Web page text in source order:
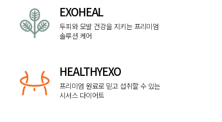
EXOHEAL
두피와 모발 건강을 지키는 프리미엄
솔루션 케어
HEALTHYEXO
프리미엄 원료로 믿고 섭취할 수 있는
시서스 다이어트